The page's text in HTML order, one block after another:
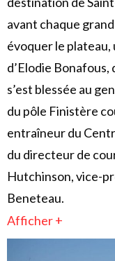
avant chaque
évoquer le plateau,
d’Elodie
s’est blessée au
du pôle Finistère
entraîneur du
du directeur de
Hutchinson, vice-
Beneteau.
Afficher +